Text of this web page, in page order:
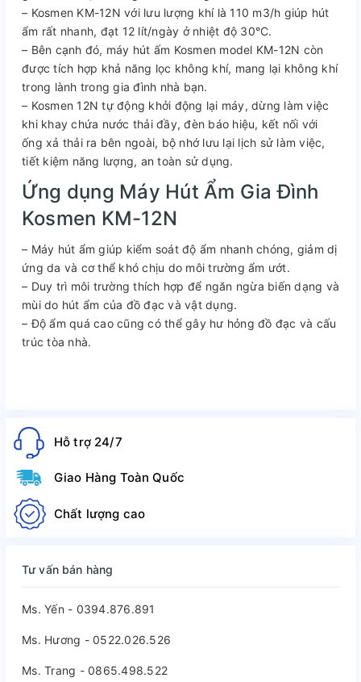
– Kosmen KM-12N với lưu lượng khí là 110 m3/h giúp hút
ẩm rất nhanh, đạt 12 lít/ngày ở nhiệt độ 30°C.
– Bên cạnh đó, máy hút ấm Kosmen model KM-12N còn
được tích hợp khả năng lọc không khí, mang lại không khí
trong lành trong gia đình nhà bạn.
– Kosmen 12N tự động khởi động lại máy, dừng làm việc
khi khay chứa nước thải đầy, đèn báo hiệu, kết nối với
ống xả thải ra bên ngoài, bộ nhớ lưu lại lịch sử làm việc,
tiết kiệm năng lượng, an toàn sử dụng.
Ứng dụng Máy Hút Ẩm Gia Đình
Kosmen KM-12N
– Máy hút ẩm giúp kiểm soát độ ẩm nhanh chóng, giảm dị
ứng da và cơ thể khó chịu do môi trường ẩm ướt.
– Duy trì môi trường thích hợp để ngăn ngừa biến dạng và
mùi do hút ẩm của đồ đạc và vật dụng.
– Độ ẩm quá cao cũng có thể gây hư hỏng đồ đạc và cấu
trúc tòa nhà.
Hỗ trợ 24/7
Giao Hàng Toàn Quốc
Chất lượng cao
Tư vấn bán hàng
Ms. Yến - 0394.876.891
Ms. Hương - 0522.026.526
Ms. Trang - 0865.498.522